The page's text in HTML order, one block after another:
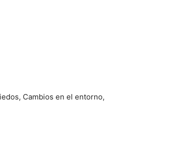
Cambios en el entorno,